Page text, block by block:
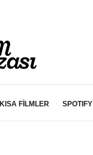
KISA FİLMLER SPOTIFY